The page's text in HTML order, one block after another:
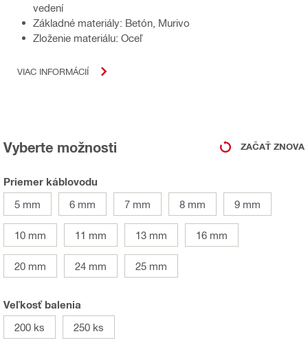
vedení
Základné materiály: Betón, Murivo
Zloženie materiálu: Oceľ
VIAC INFORMÁCIÍ
Vyberte možnosti ZAČAŤ ZNOVA
Priemer káblovodu
5 mm
6 mm 7 mm 8 mm 9 mm
10 mm 11 mm 13 mm 16 mm
20 mm 24 mm 25 mm
Veľkosť balenia
200 ks
250 ks